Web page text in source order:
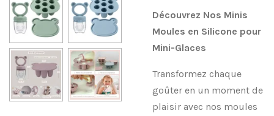
Découvrez Nos Minis
Moules en Silicone pour
Mini-Glaces
Transformez chaque
goûter en un moment de
plaisir avec nos moules